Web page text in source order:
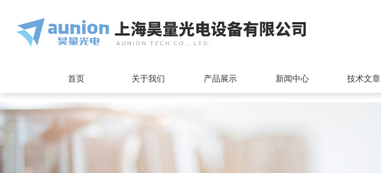
首页 关于我们 产品展示 新闻中心 技术文章